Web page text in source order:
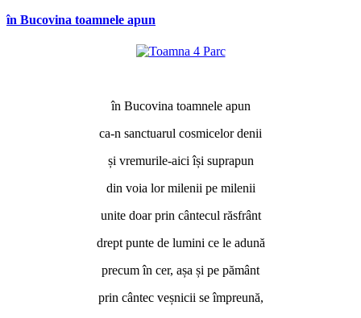
în Bucovina toamnele apun
în Bucovina toamnele apun
ca-n sanctuarul cosmicelor denii
și vremurile-aici își suprapun
din voia lor milenii pe milenii
unite doar prin cântecul răsfrânt
drept punte de lumini ce le adună
precum în cer, așa și pe pământ
prin cântec veșnicii se împreună,